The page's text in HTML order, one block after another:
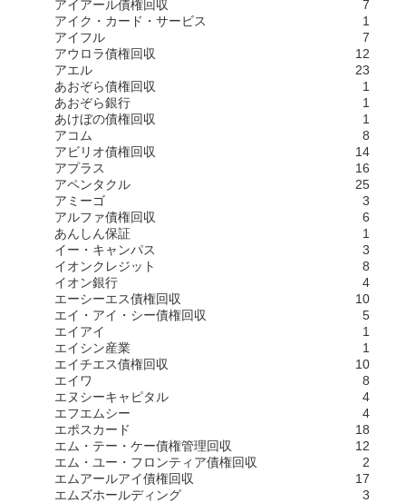
アイアール債権回収
7
アイク・カード・サービス
1
アイフル
7
アウロラ債権回収
12
アエル
23
あおぞら債権回収
1
あおぞら銀行
1
あけぼの債権回収
1
アコム
8
アビリオ債権回収
14
アプラス
16
アペンタクル
25
アミーゴ
3
アルファ債権回収
6
あんしん保証
1
イー・キャンパス
3
イオンクレジット
8
イオン銀行
4
エーシーエス債権回収
10
エイ・アイ・シー債権回収
5
エイアイ
1
エイシン産業
1
エイチエス債権回収
10
エイワ
8
エヌシーキャピタル
4
エフエムシー
4
エポスカード
18
エム・テー・ケー債権管理回収
12
エム・ユー・フロンティア債権回収
2
エムアールアイ債権回収
17
エムズホールディング
3